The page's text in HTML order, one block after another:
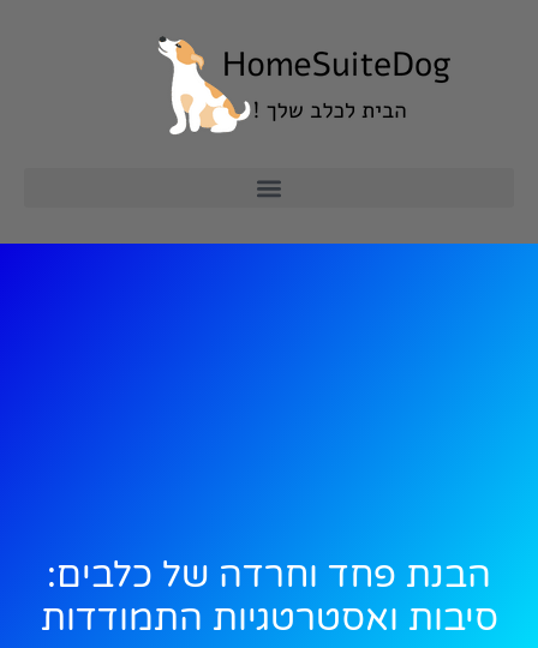
הבנת פחד וחרדה של כלבים:
סיבות ואסטרטגיות התמודדות